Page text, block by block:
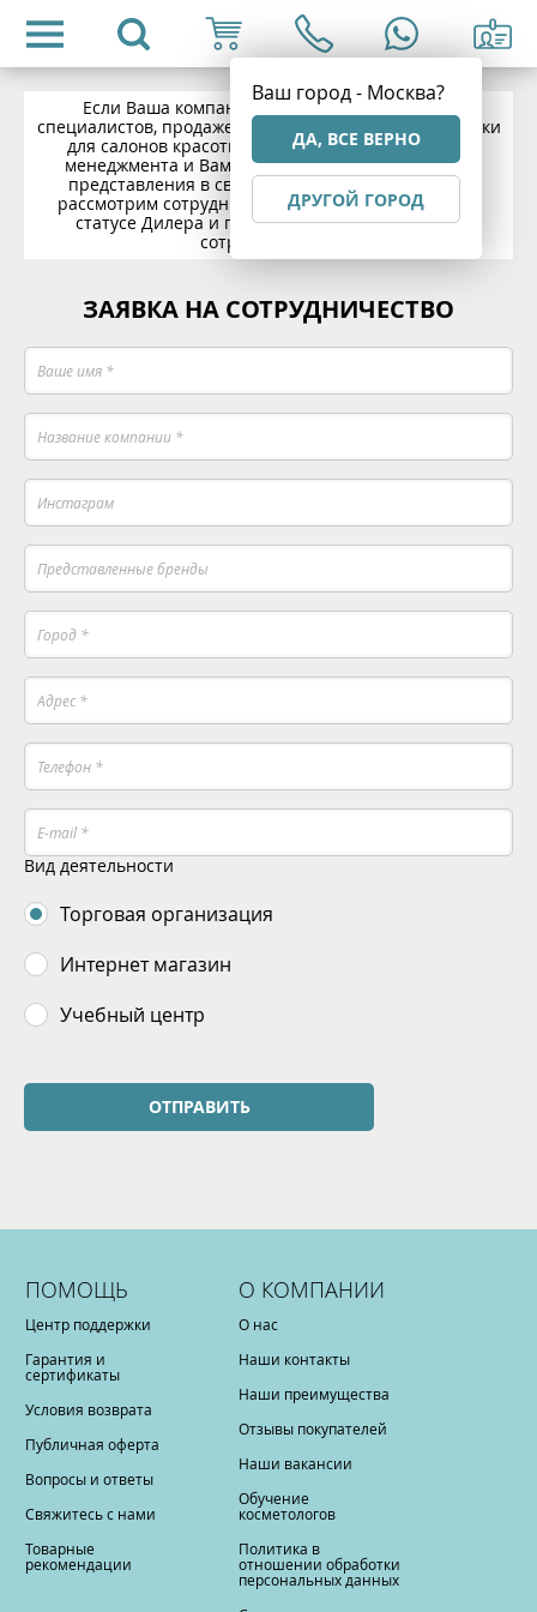
Ваш город - Москва?
ДА, ВСЕ ВЕРНО
ДРУГОЙ ГОРОД
Если Ваша компания занимается обучением
специалистов, продажей профессиональной косметики
для салонов красоты, имеет развитую структуру
менеджмента и Вам необходим новый бренд для
представления в своем регионе, мы с радостью
рассмотрим сотрудничество с Вашей компанией в
статусе Дилера и предложим взаимовыгодное
сотрудничество.
ЗАЯВКА НА СОТРУДНИЧЕСТВО
Вид деятельности
Торговая организация
Интернет магазин
Учебный центр
ОТПРАВИТЬ
ПОМОЩЬ
Центр поддержки
Гарантия и
сертификаты
Условия возврата
Публичная оферта
Вопросы и ответы
Свяжитесь с нами
Товарные
рекомендации
О КОМПАНИИ
О нас
Наши контакты
Наши преимущества
Отзывы покупателей
Наши вакансии
Обучение
косметологов
Политика в
отношении обработки
персональных данных